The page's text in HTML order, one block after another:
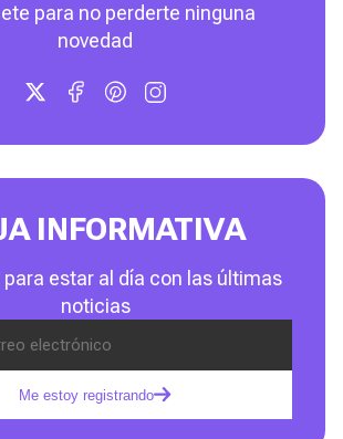
para no perderte ninguna
novedad
INFORMATIVA
estar al día con las últimas
noticias
Me estoy registrando